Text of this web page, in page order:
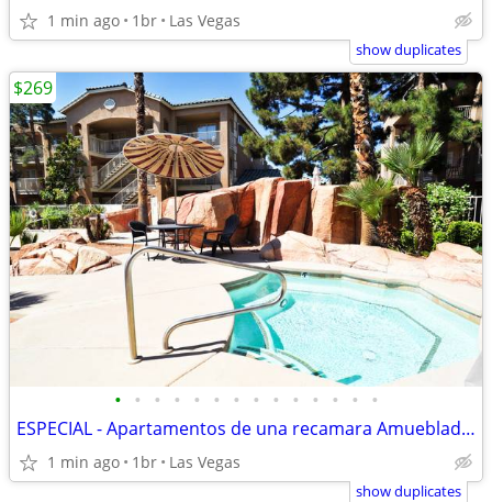
1 min ago 1br Las Vegas
show duplicates
• • • • • • • • • • • • • •
ESPECIAL - Apartamentos de una recamara Amueblado $269 Semanal
1 min ago 1br Las Vegas
$269
show duplicates